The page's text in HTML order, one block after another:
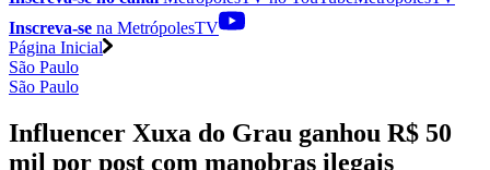
Inscreva-se na MetrópolesTV
Página Inicial
São Paulo
São Paulo
Influencer Xuxa do Grau ganhou R$ 50
mil por post com manobras ilegais